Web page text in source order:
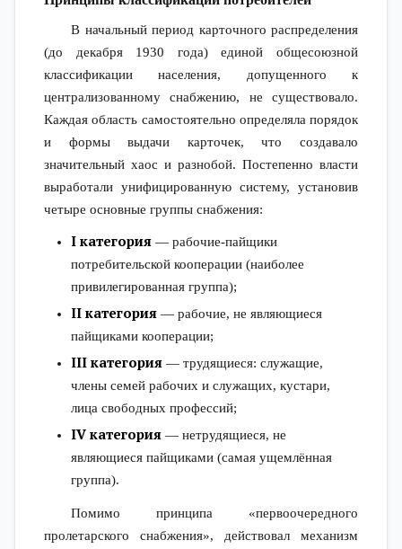
В начальный период карточного распределения
(до декабря 1930 года) единой общесоюзной
классификации населения, допущенного к
централизованному снабжению, не существовало.
Каждая область самостоятельно определяла порядок
и формы выдачи карточек, что создавало
значительный хаос и разнобой. Постепенно власти
выработали унифицированную систему, установив
четыре основные группы снабжения:
I категория — рабочие-пайщики
потребительской кооперации (наиболее
привилегированная группа);
II категория — рабочие, не являющиеся
пайщиками кооперации;
III категория — трудящиеся: служащие,
члены семей рабочих и служащих, кустари,
лица свободных профессий;
IV категория — нетрудящиеся, не
являющиеся пайщиками (самая ущемлённая
группа).
Помимо принципа «первоочередного
пролетарского снабжения», действовал механизм